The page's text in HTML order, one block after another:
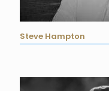
Steve Hampton